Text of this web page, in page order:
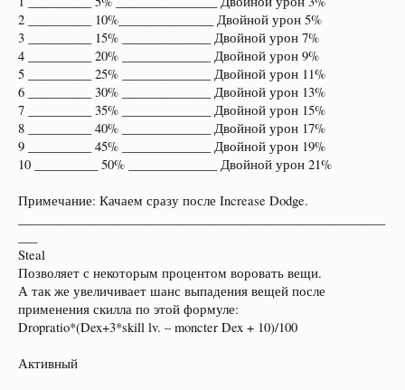
2 __________ 10%_______________ Двойной урон 5%
3 __________ 15% ______________ Двойной урон 7%
4 __________ 20% ______________ Двойной урон 9%
5 __________ 25% ______________ Двойной урон 11%
6 __________ 30% ______________ Двойной урон 13%
7 __________ 35% ______________ Двойной урон 15%
8 __________ 40% ______________ Двойной урон 17%
9 __________ 45% ______________ Двойной урон 19%
10 __________ 50% ______________ Двойной урон 21%
Примечание: Качаем сразу после Increase Dodge.
Steal
Позволяет с некоторым процентом воровать вещи.
А так же увеличивает шанс выпадения вещей после
применения скилла по этой формуле:
Dropratio*(Dex+3*skill lv. – moncter Dex + 10)/100
Активный